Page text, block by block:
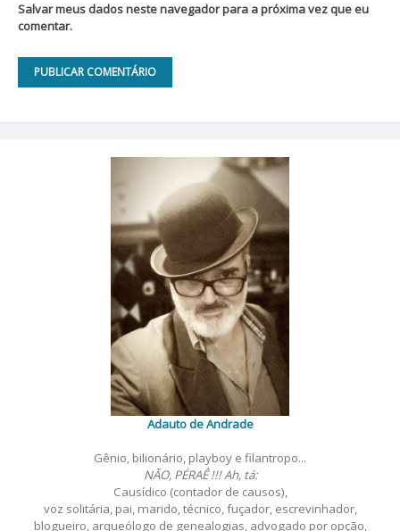
Salvar meus dados neste navegador para a próxima vez que eu
comentar.
Adauto de Andrade
Gênio, bilionário, playboy e filantropo...
NÃO, PÉRAÊ !!! Ah, tá:
Causídico (contador de causos),
voz solitária, pai, marido, técnico, fuçador, escrevinhador,
blogueiro, arqueólogo de genealogias, advogado por opção,